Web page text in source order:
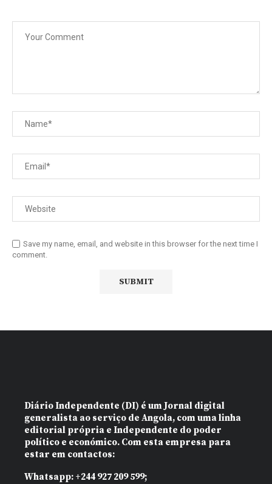
Save my name, email, and website in this browser for the next time I
comment.
Diário Independente (DI) é um Jornal digital
generalista ao serviço de Angola, com uma linha
editorial própria e Independente do poder
político e económico. Com esta empresa para
estar em contactos:
Whatsapp: +244 927 209 599;